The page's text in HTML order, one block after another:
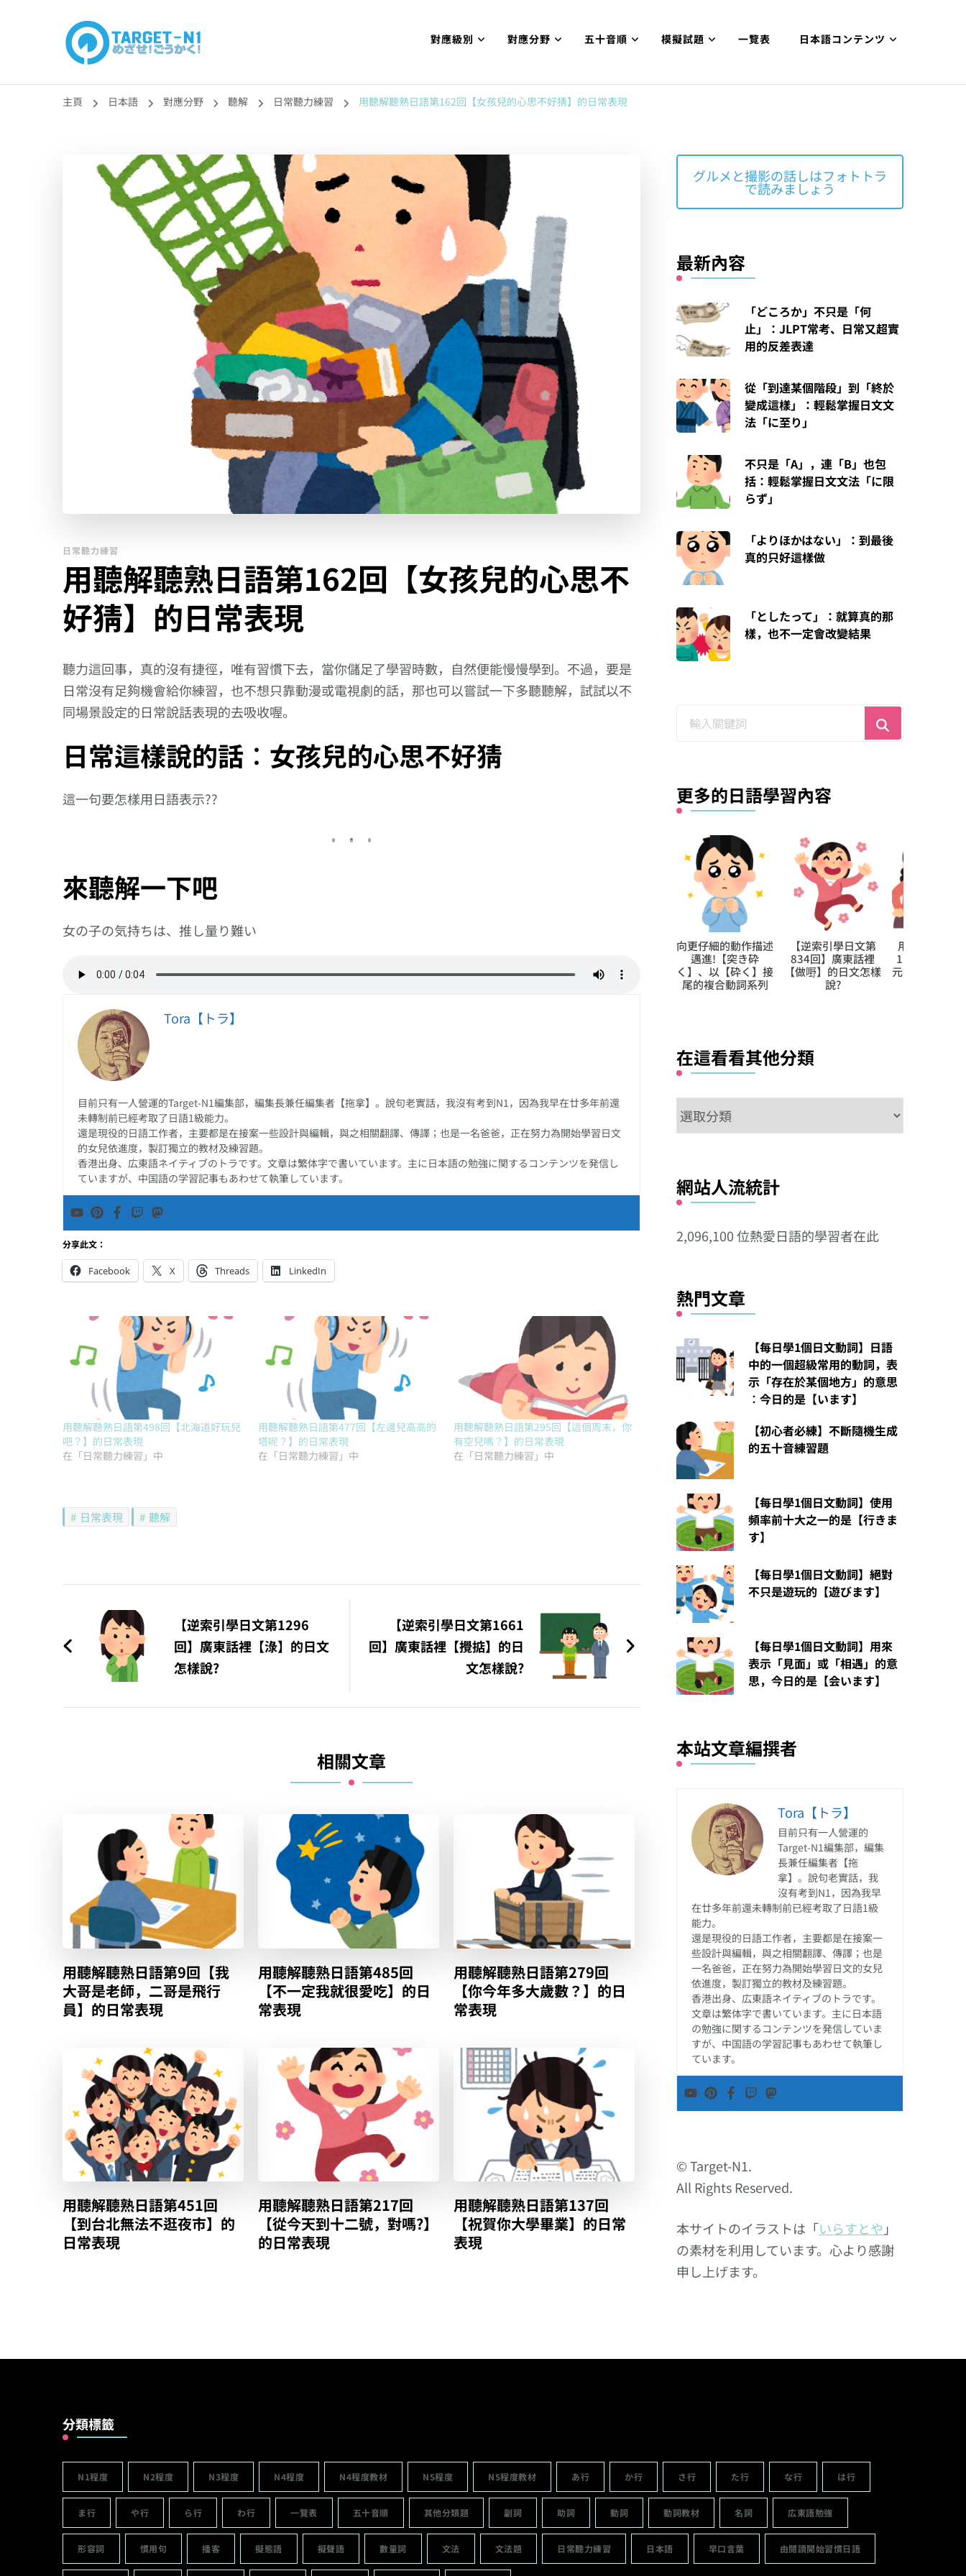
目標!!日本語能力試N1合格
對應級別 對應分野 五十音順 模擬試題 一覽表 日本語コンテンツ
主頁 日本語 對應分野 聽解 日常聽力練習 用聽解聽熟日語第162回【女孩兒的心思不好猜】的日常表現
日常聽力練習
用聽解聽熟日語第162回【女孩兒的心思不
好猜】的日常表現
聽力這回事，真的沒有捷徑，唯有習慣下去，當你儲足了學習時數，自然便能慢慢學到。不過，要是
日常沒有足夠機會給你練習，也不想只靠動漫或電視劇的話，那也可以嘗試一下多聽聽解，試試以不
同場景設定的日常說話表現的去吸收喔。
日常這樣說的話︰女孩兒的心思不好猜
這一句要怎樣用日語表示??
來聽解一下吧
女の子の気持ちは、推し量り難い
Tora【トラ】
目前只有一人營運的Target-N1編集部，編集長兼任編集者【拖拿】。說句老實話，我沒有考到N1，因為我早在廿多年前還
未轉制前已經考取了日語1級能力。
還是現役的日語工作者，主要都是在接案一些設計與編輯，與之相關翻譯、傳譯；也是一名爸爸，正在努力為開始學習日文
的女兒依進度，製訂獨立的教材及練習題。
香港出身、広東語ネイティブのトラです。文章は繁体字で書いています。主に日本語の勉強に関するコンテンツを発信し
ていますが、中国語の学習記事もあわせて執筆しています。
分享此文：
Facebook X Threads LinkedIn
用聽解聽熟日語第498回【北海道好玩兒
吧？】的日常表現
在「日常聽力練習」中
用聽解聽熟日語第477回【左邊兒高高的
塔呢？】的日常表現
在「日常聽力練習」中
用聽解聽熟日語第295回【這個周末，你
有空兒嗎？】的日常表現
在「日常聽力練習」中
日常表現 聽解
章
導
【逆索引學日文第1296
回】廣東話裡【淥】的日文
怎樣說?
【逆索引學日文第1661
回】廣東話裡【攪掂】的日
文怎樣說?
相關文章
用聽解聽熟日語第9回【我
大哥是老師，二哥是飛行
員】的日常表現
用聽解聽熟日語第485回
【不一定我就很愛吃】的日
常表現
用聽解聽熟日語第279回
【你今年多大歲數？】的日
常表現
用聽解聽熟日語第451回
【到台北無法不逛夜市】的
日常表現
用聽解聽熟日語第217回
【從今天到十二號，對嗎?】
的日常表現
用聽解聽熟日語第137回
【祝賀你大學畢業】的日常
表現
グルメと撮影の話しはフォトトラ
で読みましょう
最新內容
「どころか」不只是「何
止」：JLPT常考、日常又超實
用的反差表達
從「到達某個階段」到「終於
變成這樣」：輕鬆掌握日文文
法「に至り」
不只是「A」，連「B」也包
括：輕鬆掌握日文文法「に限
らず」
「よりほかはない」：到最後
真的只好這樣做
「としたって」：就算真的那
樣，也不一定會改變結果
更多的日語學習內容
る】、以【付ける】
【伸】的日文怎樣
く】、以【砕く】接
尾的複合動詞系列
【逆索引學日文第
834回】廣東話裡
【做嘢】的日文怎樣
用聽解聽熟日語第
11回【你得交二十
元押金】的日常表現
「のみならず／のみ
か」輕鬆學：不只這
樣，還更厲害！
在這看看其他分類
在
這
其
分
網站人流統計
2,096,100 位熱愛日語的學習者在此
熱門文章
【每日學1個日文動詞】日語
中的一個超級常用的動詞，表
示「存在於某個地方」的意思
︰今日的是【います】
【初心者必練】不斷隨機生成
的五十音練習題
【每日學1個日文動詞】使用
頻率前十大之一的是【行きま
す】
【每日學1個日文動詞】絕對
不只是遊玩的【遊びます】
【每日學1個日文動詞】用來
表示「見面」或「相遇」的意
思，今日的是【会います】
本站文章編撰者
Tora【トラ】
目前只有一人營運的
Target-N1編集部，編集
長兼任編集者【拖
拿】。說句老實話，我
沒有考到N1，因為我早
在廿多年前還未轉制前已經考取了日語1級
能力。
還是現役的日語工作者，主要都是在接案一
些設計與編輯，與之相關翻譯、傳譯；也是
一名爸爸，正在努力為開始學習日文的女兒
依進度，製訂獨立的教材及練習題。
香港出身、広東語ネイティブのトラです。
文章は繁体字で書いています。主に日本語
の勉強に関するコンテンツを発信していま
すが、中国語の学習記事もあわせて執筆し
ています。
© Target-N1.
All Rights Reserved.
本サイトのイラストは「いらすとや 」
の素材を利用しています。心より感謝
申し上げます。
分類標籤
N1程度 N2程度 N3程度 N4程度 N4程度教材 N5程度 N5程度教材 あ行 か行 さ行 た行 な行 は行
ま行 や行 ら行 わ行 一覽表 五十音順 其他分類題 副詞 助詞 動詞 動詞教材 名詞 広東語勉強
形容詞 慣用句 播客 擬態語 擬聲語 數量詞 文法 文法題 日常聽力練習 日本語 早口言葉 由閱讀開始習慣日語